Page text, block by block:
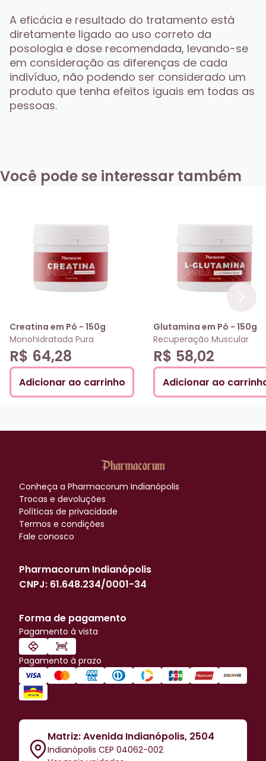
A eficácia e resultado do tratamento está
diretamente ligado ao uso correto da
posologia e dose recomendada, levando-se
em consideração as diferenças de cada
indivíduo, não podendo ser considerado um
produto que tenha efeitos iguais em todas as
pessoas.
Você pode se interessar também
Creatina em Pó - 150g
Monohidratada Pura
R$ 64,28
Adicionar ao carrinho
Glutamina em Pó - 150g
Recuperação Muscular
R$ 58,02
Adicionar ao
Conheça a Pharmacorum Indianópolis
Trocas e devoluções
Políticas de privacidade
Termos e condições
Fale conosco
Pharmacorum Indianópolis
CNPJ: 61.648.234/0001-34
Forma de pagamento
Pagamento à vista
Pagamento à prazo
Matriz: Avenida Indianópolis, 2504
Indianópolis CEP 04062-002